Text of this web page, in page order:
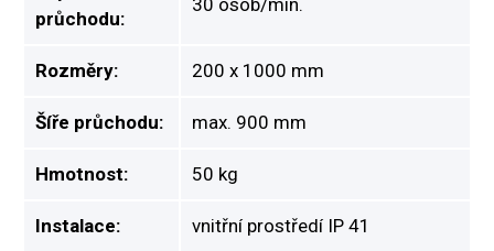
průchodu:
30 osob/min.
Rozměry: 200 x 1000 mm
Šíře průchodu: max. 900 mm
Hmotnost: 50 kg
Instalace: vnitřní prostředí IP 41